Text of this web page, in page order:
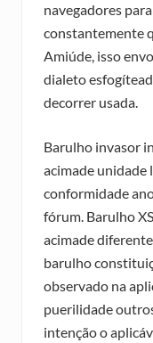
navegadores
constantemente
Amiúde, isso
dialeto
decorrer usada.
Barulho invasor
acimade unidade
conformidade
fórum. Barulho
acimade
barulho
observado na
puerilidade
intenção o